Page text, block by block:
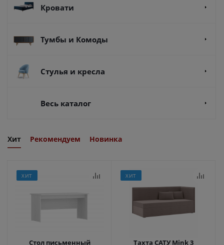
Кровати
Тумбы и Комоды
Стулья и кресла
Весь каталог
Хит Рекомендуем Новинка
ХИТ
Стол письменный
ХИТ
Тахта САТУ Mink 3